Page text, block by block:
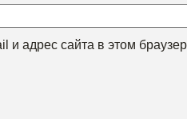
и адрес сайта в этом